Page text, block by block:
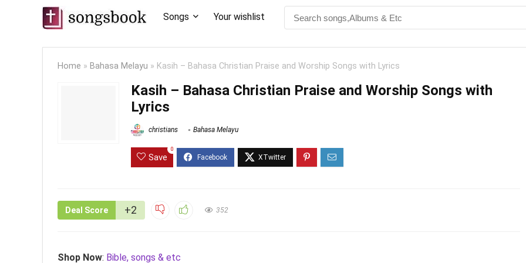
Songs Your wishlist
Home » Bahasa Melayu » Kasih – Bahasa Christian Praise and Worship Songs with Lyrics
Kasih – Bahasa Christian Praise and Worship Songs with
Lyrics
christians Bahasa Melayu
Save
0
Deal Score +2 352
Shop Now: Bible, songs & etc